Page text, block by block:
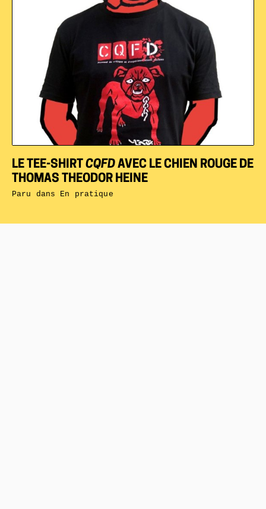
LE TEE-SHIRT CQFD AVEC LE CHIEN ROUGE DE
THOMAS THEODOR HEINE
Paru dans En pratique